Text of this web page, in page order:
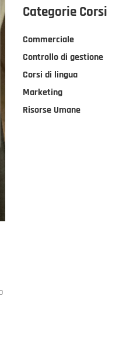
Categorie Corsi
Commerciale
Controllo di gestione
Corsi di lingua
Marketing
Risorse Umane